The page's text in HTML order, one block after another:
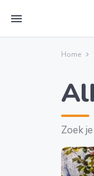
menu
Home
Zoek